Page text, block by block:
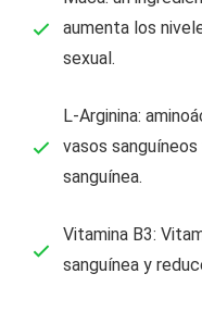
aumenta los
sexual.
L-Arginina:
vasos
sanguínea.
Vitamina B3:
sanguínea y